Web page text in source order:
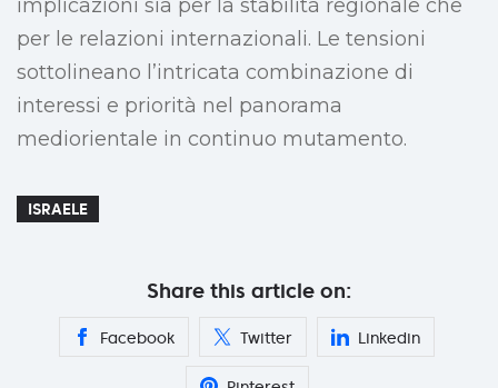
implicazioni sia per la stabilità regionale che
per le relazioni internazionali. Le tensioni
sottolineano l’intricata combinazione di
interessi e priorità nel panorama
mediorientale in continuo mutamento.
ISRAELE
Share this article on:
Facebook Twitter Linkedin